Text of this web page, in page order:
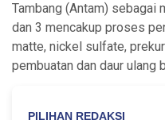
Tambang (Antam) sebagai
dan 3 mencakup proses
matte, nickel sulfate,
pembuatan dan daur ulang